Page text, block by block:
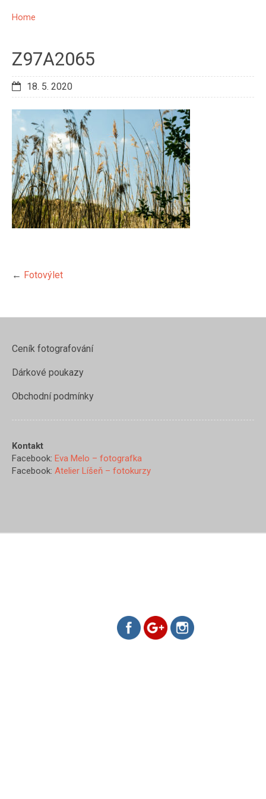
Home
Z97A2065
18. 5. 2020
← Fotovýlet
Ceník fotografování
Dárkové poukazy
Obchodní podmínky
Kontakt
Facebook: Eva Melo – fotografka
Facebook: Atelier Líšeň – fotokurzy